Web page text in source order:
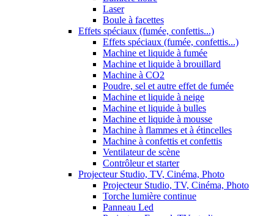
Laser
Boule à facettes
Effets spéciaux (fumée, confettis...)
Effets spéciaux (fumée, confettis...)
Machine et liquide à fumée
Machine et liquide à brouillard
Machine à CO2
Poudre, sel et autre effet de fumée
Machine et liquide à neige
Machine et liquide à bulles
Machine et liquide à mousse
Machine à flammes et à étincelles
Machine à confettis et confettis
Ventilateur de scène
Contrôleur et starter
Projecteur Studio, TV, Cinéma, Photo
Projecteur Studio, TV, Cinéma, Photo
Torche lumière continue
Panneau Led